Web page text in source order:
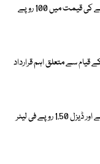
ملک بھر میں آٹامہنگا، 20 کلو تھیلے کی قیمت میں 100 روپے
قیام سے متعلق اہم قرارداد
اوگرا کی سفارش پر پیٹرول 2.20 روپے اور ڈیزل 1.50 روپے فی لیٹر